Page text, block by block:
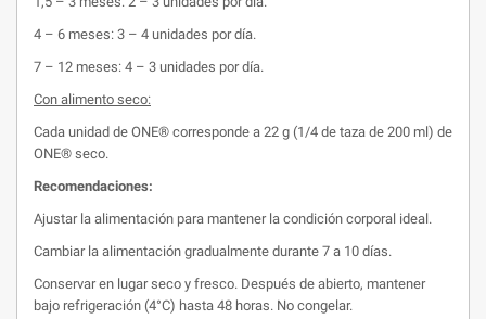
4 – 6 meses: 3 – 4 unidades por día.
7 – 12 meses: 4 – 3 unidades por día.
Con alimento seco:
Cada unidad de ONE® corresponde a 22 g (1/4 de taza de 200 ml) de
ONE® seco.
Recomendaciones:
Ajustar la alimentación para mantener la condición corporal ideal.
Cambiar la alimentación gradualmente durante 7 a 10 días.
Conservar en lugar seco y fresco. Después de abierto, mantener
bajo refrigeración (4°C) hasta 48 horas. No congelar.